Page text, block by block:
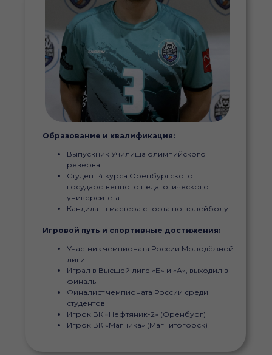
Образование и квалификация:
Выпускник Училища олимпийского
резерва
Студент 4 курса Оренбургского
государственного педагогического
университета
Кандидат в мастера спорта по волейболу
Игровой путь и спортивные достижения:
Участник чемпионата России Молодёжной
лиги
Играл в Высшей лиге «Б» и «А», выходил в
финалы
Финалист чемпионата России среди
студентов
Игрок ВК «Нефтяник-2» (Оренбург)
Игрок ВК «Магника» (Магнитогорск)